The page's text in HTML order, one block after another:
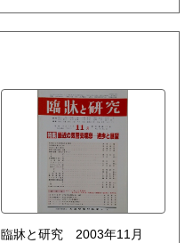
臨牀と研究 2003年11月